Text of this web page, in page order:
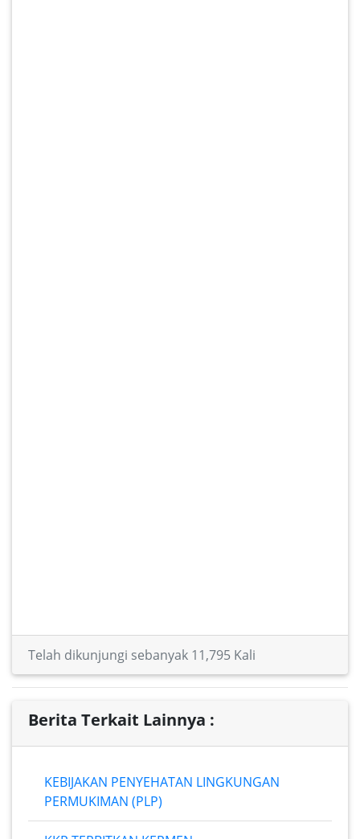
Telah dikunjungi sebanyak 11,795 Kali
Berita Terkait Lainnya :
KEBIJAKAN PENYEHATAN LINGKUNGAN
PERMUKIMAN (PLP)